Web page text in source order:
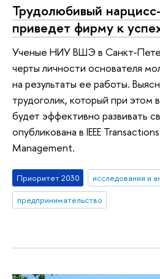
Трудолюбивый
приведет фирму к
Ученые НИУ ВШЭ в Санкт-
черты личности основателя
на результаты ее работы.
трудоголик, который при этом
будет эффективно развивать
опубликована в IEEE
Management.
Приоритет 2030 исследования и
предпринимательство